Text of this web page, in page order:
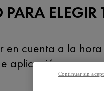
en cuenta a la
aplicación.
Continuar sin